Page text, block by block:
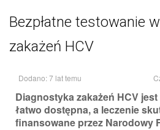
Bezpłatne testowanie
zakażeń HCV
Dodano: 7 lat temu
Diagnostyka zakażeń HCV
łatwo dostępna, a leczenie
finansowane przez Narodowy